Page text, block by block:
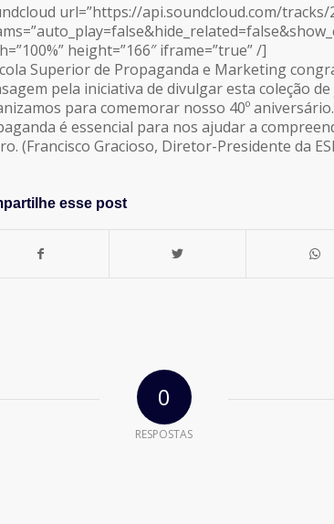
url=”https://api.soundcloud.com/tracks/
height=”166″ iframe=”true” /]
Superior de Propaganda e Marketing
pela iniciativa de divulgar esta coleção
para comemorar nosso 40º
é essencial para nos ajudar a
(Francisco Gracioso, Diretor-Presidente da
esse post
0
RESPOSTAS